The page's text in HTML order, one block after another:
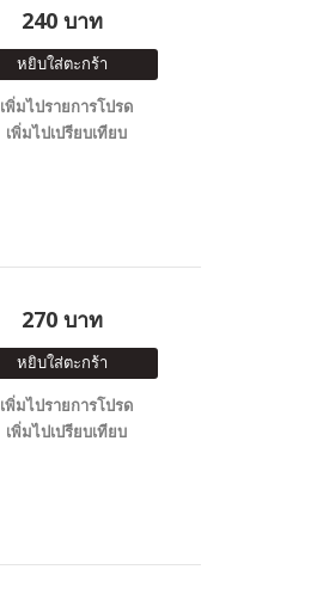
240 บาท
หยิบใส่ตะกร้า
เพิ่มไปรายการโปรด
เพิ่มไปเปรียบเทียบ
270 บาท
หยิบใส่ตะกร้า
เพิ่มไปรายการโปรด
เพิ่มไปเปรียบเทียบ